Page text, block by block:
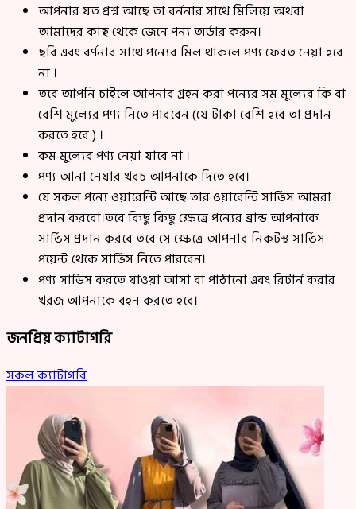
আপনার যত প্রশ্ন আছে তা বর্ননার সাথে মিলিয়ে অথবা
আমাদের কাছ থেকে জেনে পন্য অর্ডার করুন।
ছবি এবং বর্ণনার সাথে পন্যের মিল থাকলে পণ্য ফেরত নেয়া হবে
না ।
তবে আপনি চাইলে আপনার গ্রহন করা পন্যের সম মুল্যের কি বা
বেশি মুল্যের পণ্য নিতে পারবেন (যে টাকা বেশি হবে তা প্রদান
করতে হবে ) ।
কম মুল্যের পণ্য নেয়া যাবে না ।
পণ্য আনা নেয়ার খরচ আপনাকে দিতে হবে।
যে সকল পন্যে ওয়ারেন্টি আছে তার ওয়ারেন্টি সার্ভিস আমরা
প্রদান করবো।তবে কিছু কিছু ক্ষেত্রে পন্যের ব্রান্ড আপনাকে
সার্ভিস প্রদান করবে তবে সে ক্ষেত্রে আপনার নিকটস্থ সার্ভিস
পয়েন্ট থেকে সার্ভিস নিতে পারবেন।
পণ্য সার্ভিস করতে যাওয়া আসা বা পাঠানো এবং রিটার্ন করার
খরজ আপনাকে বহন করতে হবে।
জনপ্রিয় ক্যাটাগরি
সকল ক্যাটাগরি